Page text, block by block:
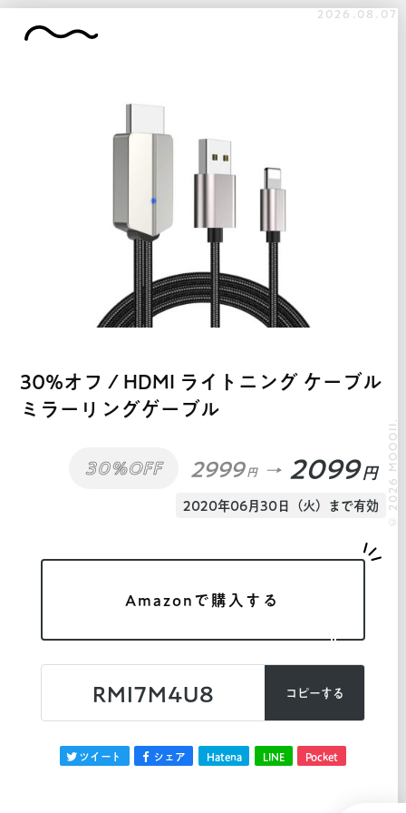
2026.08.07
30%オフ / HDMI ライトニング ケーブル
ミラーリングゲーブル
30%OFF 2999 円 2099 円
2020年06月30日（火）まで有効
Amazonで購入する
RMI7M4U8 コピーする
ツイート シェア Hatena LINE Pocket
© 2026 MOOOII.